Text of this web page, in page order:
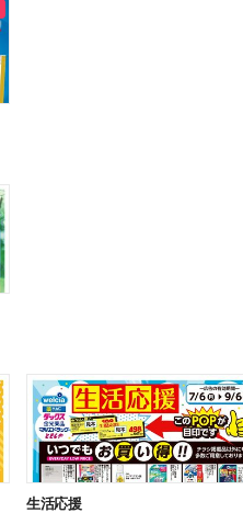
生活応援